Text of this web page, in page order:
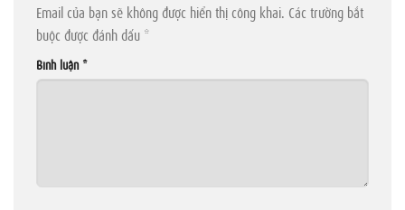
Email của bạn sẽ không được hiển thị công khai. Các trường bắt
buộc được đánh dấu *
Bình luận *